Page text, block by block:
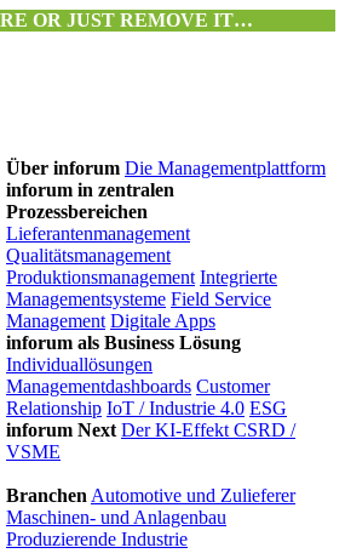
OR JUST REMOVE IT…
Über inforum Die Managementplattform
inforum in zentralen
Prozessbereichen
Lieferantenmanagement
Qualitätsmanagement
Produktionsmanagement Integrierte
Managementsysteme Field Service
Management Digitale Apps
inforum als Business Lösung
Individuallösungen
Managementdashboards Customer
Relationship IoT / Industrie 4.0 ESG
inforum Next Der KI-Effekt CSRD /
VSME
Branchen Automotive und Zulieferer
Maschinen- und Anlagenbau
Produzierende Industrie